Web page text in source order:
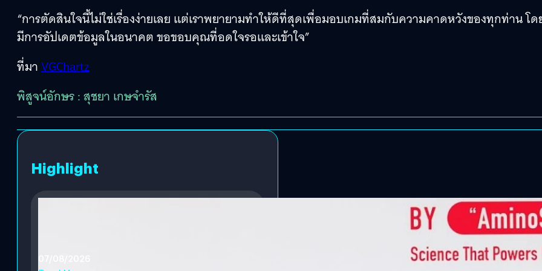
“การตัดสินใจนี้ไม่ใช่เรื่องง่ายเลย แต่เราพยายามทำให้ดีที่สุดเพื่อมอบเกมที่สมกับความคาดหวังของทุกท่าน โด
มีการอัปเดตข้อมูลในอนาคต ขอขอบคุณที่อดใจรอและเข้าใจ”
ที่มาVGChartz
พิสูจน์อักษร : สุชยา เกษจำรัส
Highlight